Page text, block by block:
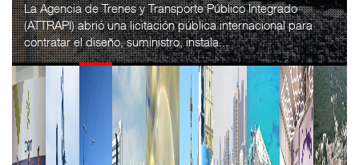
La Agencia de Trenes y Transporte Público Integrado
(ATTRAPI) abrió una licitación pública internacional para
contratar el diseño, suministro, instala...